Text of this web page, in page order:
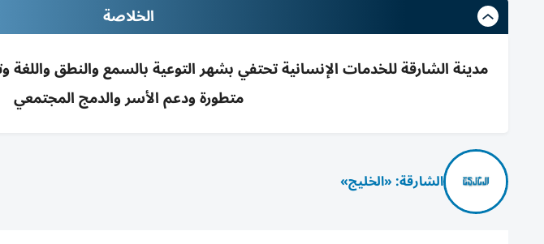
الخلاصة
مدينة الشارقة للخدمات الإنسانية تحتفي بشهر التوعية بالسمع والنطق
متطورة ودعم الأسر والدمج المجتمعي
الشارقة: «الخليج»